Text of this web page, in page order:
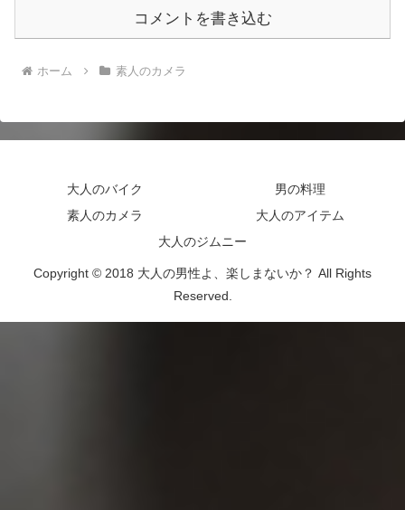
コメントを書き込む
ホーム 素人のカメラ
大人のバイク
男の料理
素人のカメラ
大人のアイテム
大人のジムニー
Copyright © 2018 大人の男性よ、楽しまないか？ All Rights
Reserved.